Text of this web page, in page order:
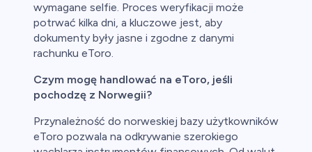
wymagane selfie. Proces weryfikacji może
potrwać kilka dni, a kluczowe jest, aby
dokumenty były jasne i zgodne z danymi
rachunku eToro.
Czym mogę handlować na eToro, jeśli
pochodzę z Norwegii?
Przynależność do norweskiej bazy użytkowników
eToro pozwala na odkrywanie szerokiego